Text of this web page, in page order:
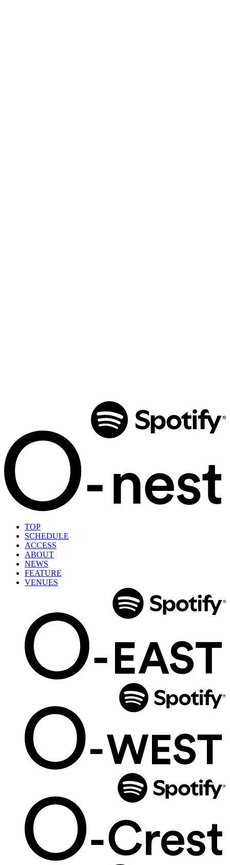
TOP
SCHEDULE
ACCESS
ABOUT
NEWS
FEATURE
VENUES